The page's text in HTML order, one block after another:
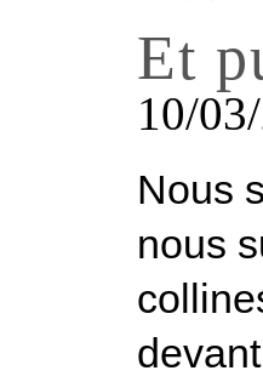
Et
10/
Nous
nous